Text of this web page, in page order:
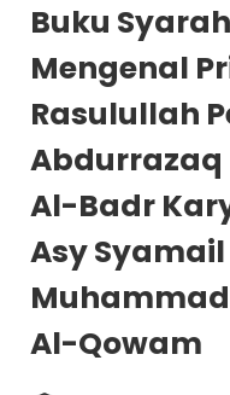
Buku
Mengenal
Rasulullah
Abdurrazaq
Al-Badr
Asy Syamail
Al-Qowam